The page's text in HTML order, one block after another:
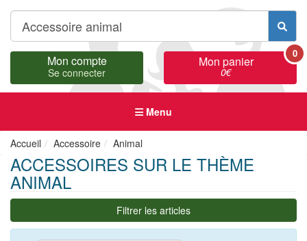
Mon compte
Se connecter
Mon panier
0€
0
Menu
Accueil Accessoire Animal
ACCESSOIRES SUR LE THÈME
ANIMAL
Filtrer les articles